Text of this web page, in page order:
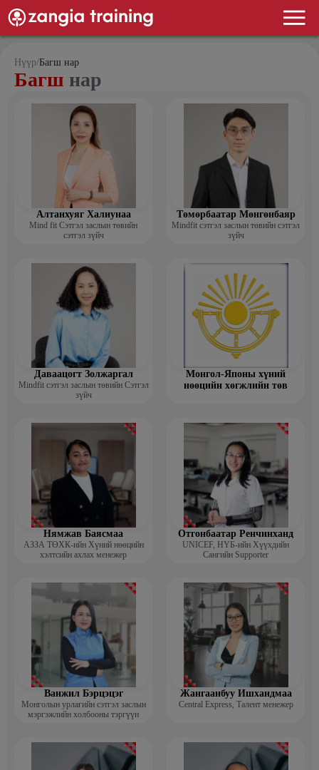
Нүүр/Багш нар
Багш нар
Алтанхуяг Халиунаа
Mind fit Сэтгэл заслын төвийн
сэтгэл зүйч
Төмөрбаатар Мөнгөнбаяр
Mindfit сэтгэл заслын төвийн сэтгэл
зүйч
Даваацогт Золжаргал
Mindfit сэтгэл заслын төвийн Сэтгэл
зүйч
Монгол-Японы хүний
нөөцийн хөгжлийн төв
Нямжав Баясмаа
АЗЗА ТӨХК-ийн Хүний нөөцийн
хэлтсийн ахлах менежер
Отгонбаатар Ренчинханд
UNIСЕF, НҮБ-ийн Хүүхдийн
Сангийн Supporter
Ванжил Бэрцэцэг
Монголын урлагийн сэтгэл заслын
мэргэжлийн холбооны тэргүүн
Жангаанбуу Ишхандмаа
Central Express, Талент менежер